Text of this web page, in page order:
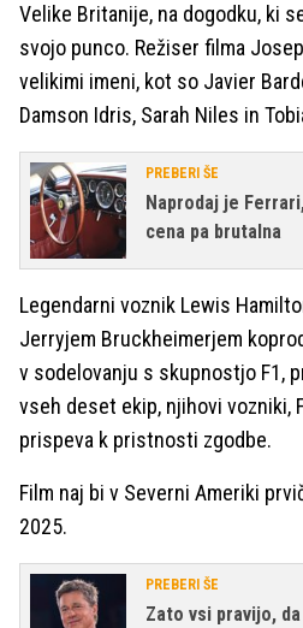
Velike Britanije, na dogodku, ki
svojo punco. Režiser filma
velikimi imeni, kot so Javier
Damson Idris, Sarah Niles in
PREBERI ŠE
Naprodaj je
cena pa brutalna
Legendarni voznik Lewis
Jerryjem Bruckheimerjem
v sodelovanju s skupnostjo F1,
vseh deset ekip, njihovi vozniki,
prispeva k pristnosti zgodbe.
Film naj bi v Severni Ameriki
2025.
PREBERI ŠE
Zato vsi pravijo,